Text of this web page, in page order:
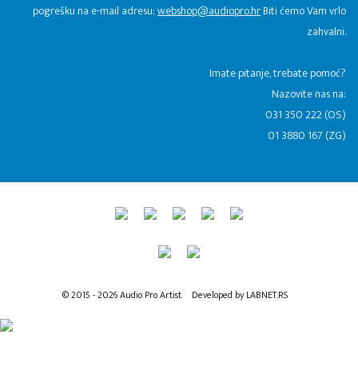
pogrešku na e-mail adresu:webshop@audiopro.hrBiti ćemo Vam vrlo
zahvalni.
​Imate pitanje, trebate pomoć?
Nazovite nas na:
031 350 222 (OS)
01 3880 167 (ZG)
© 2015 - 2026 Audio Pro Artist Developed by LABNET.RS